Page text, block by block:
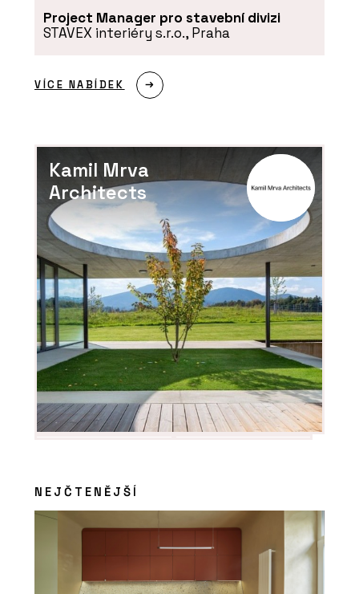
Sprchové kouty Walk-In - RAVAK
ČLÁNKY
Nový cowork v Nuselském pivovaru
nabízí zázemí, komunitu i promyšlené
koupelny
PRODUKTY
Baterie Spring – RAVAK
Project Manager pro stavební divizi
STAVEX interiéry s.r.o., Praha
VÍCE NABÍDEK
Kamil Mrva
Architects
NEJČTENĚJŠÍ